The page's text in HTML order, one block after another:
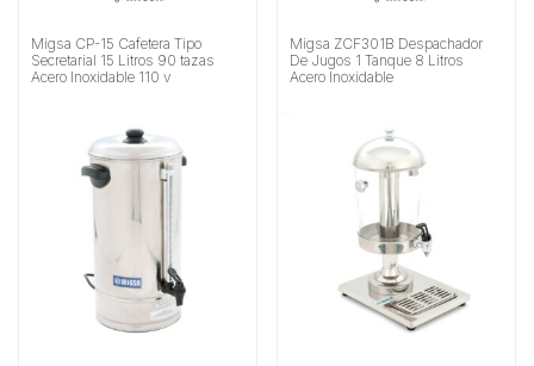
Migsa CP-15 Cafetera Tipo
Secretarial 15 Litros 90 tazas
Acero Inoxidable 110 v
Migsa ZCF301B Despachador
De Jugos 1 Tanque 8 Litros
Acero Inoxidable